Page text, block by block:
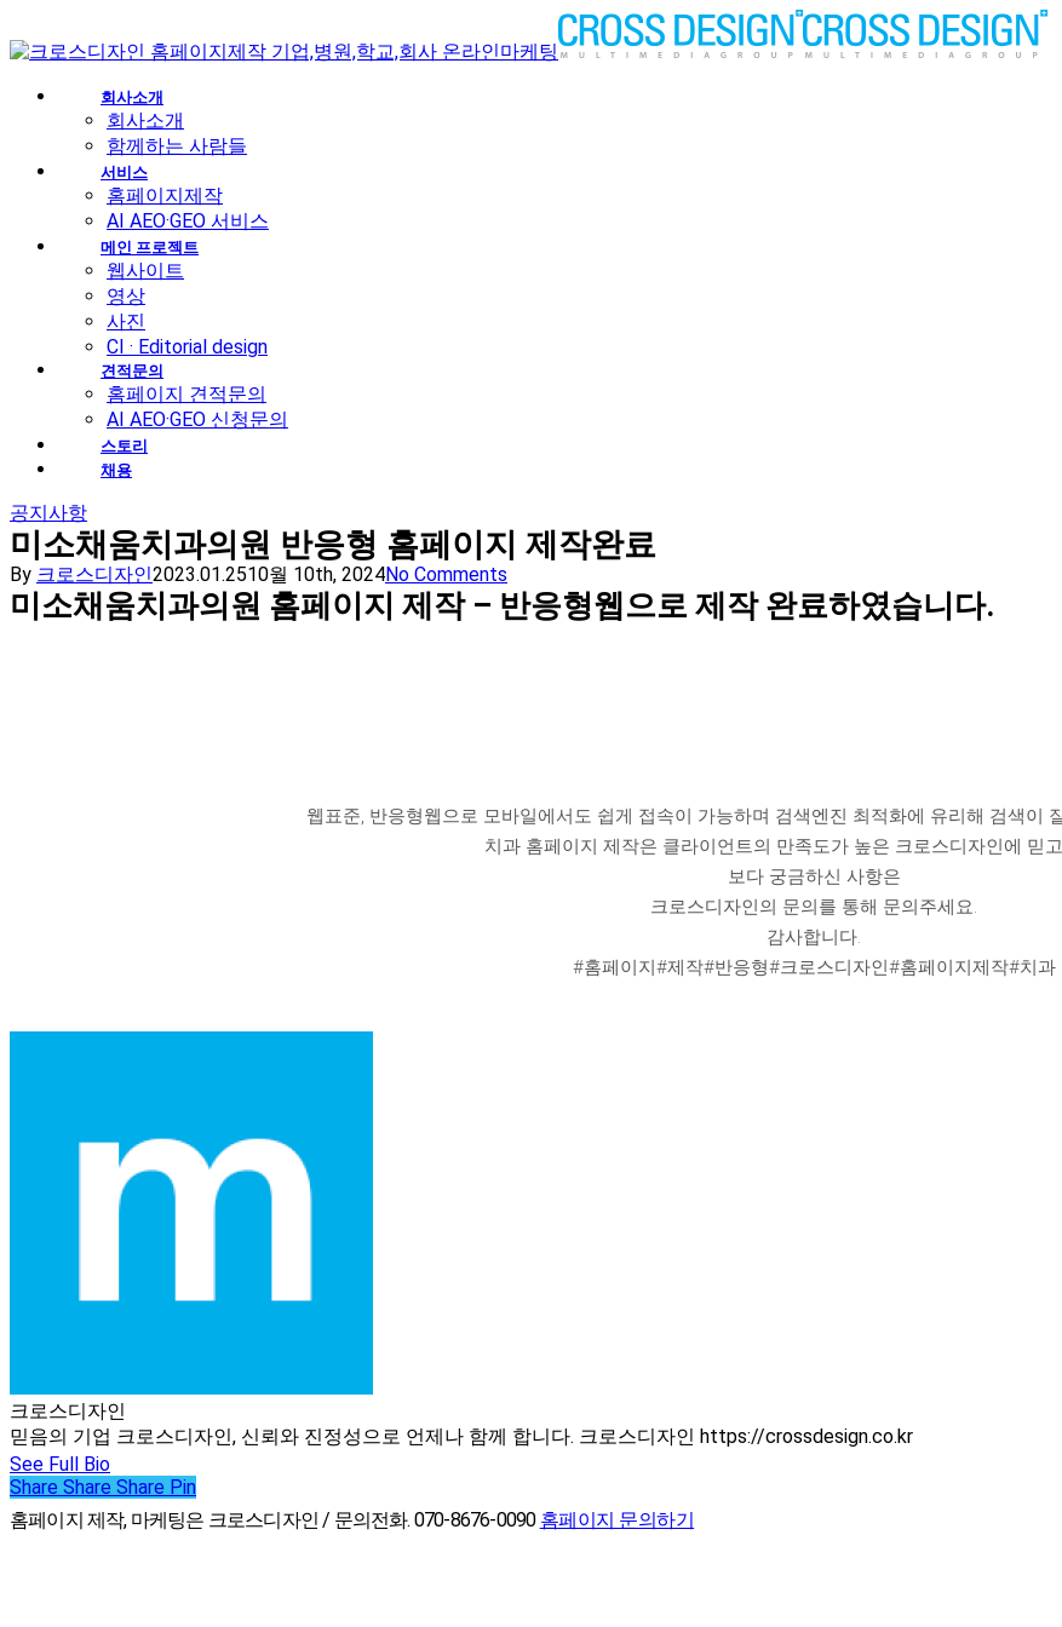
회사소개
회사소개
함께하는 사람들
서비스
홈페이지제작
AI AEO·GEO 서비스
메인 프로젝트
웹사이트
영상
사진
CI · Editorial design
견적문의
홈페이지 견적문의
AI AEO·GEO 신청문의
스토리
채용
공지사항
미소채움치과의원 반응형 홈페이지 제작완료
By 크로스디자인2023.01.2510월 10th, 2024No Comments
미소채움치과의원 홈페이지 제작 – 반응형웹으로 제작 완료하였습니다.
웹표준, 반응형웹으로 모바일에서도 쉽게 접속이 가능하며 검색엔진 최적화에 유리해 검색이
치과 홈페이지 제작은 클라이언트의 만족도가 높은 크로스디자인에 믿
보다 궁금하신 사항은
크로스디자인의 문의를 통해 문의주세요.
감사합니다.
#홈페이지#제작#반응형#크로스디자인#홈페이지제작#치과
크로스디자인
믿음의 기업 크로스디자인, 신뢰와 진정성으로 언제나 함께 합니다. 크로스디자인 https://crossdesign.co.kr
See Full Bio
Share
Share Share Share Pin
홈페이지 제작, 마케팅은 크로스디자인 / 문의전화. 070-8676-0090 홈페이지 문의하기